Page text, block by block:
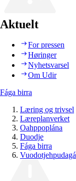
Aktuelt
For pressen
Høringer
Nyhetsvarsel
Om Udir
Fága birra
Læring og trivsel
Læreplanverket
Oahppoplána
Duodje
Fága birra
Vuodotjehpudagá